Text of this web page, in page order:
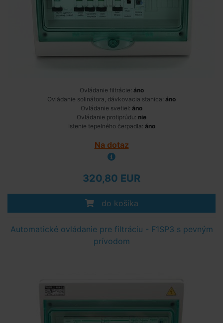
Ovládanie filtrácie: áno
Ovládanie solinátora, dávkovacia stanica: áno
Ovládanie svetiel: áno
Ovládanie protiprúdu: nie
Istenie tepelného čerpadla: áno
Na dotaz
320,80 EUR
do košíka
Automatické ovládanie pre filtráciu - F1SP3 s pevným
prívodom